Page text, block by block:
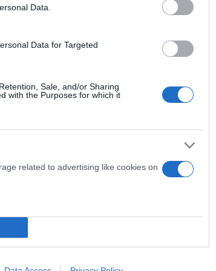
Data.
Data for Targeted
Sale, and/or Sharing
with the Purposes for which it
related to advertising like cookies on
του δεύτερου ΠΑΣΟΚ, που βρίσκεται
9%, στο 3% οι Σπαρτιάτες, στο 5% η
και η επιλογή «άλλο κόμμα».